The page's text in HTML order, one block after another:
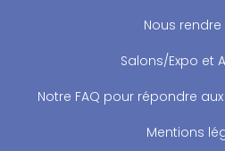
Nous rendre
Salons/Expo et
Notre FAQ pour répondre
Mentions